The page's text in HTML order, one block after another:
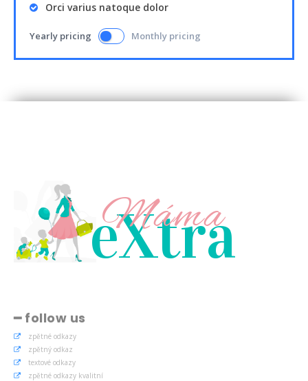
Orci varius natoque dolor
Yearly pricing Monthly pricing
eXtra
Máma
━ follow us
zpětné odkazy
zpětný odkaz
textové odkazy
zpětné odkazy kvalitní